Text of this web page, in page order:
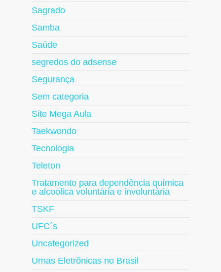
Sagrado
Samba
Saúde
segredos do adsense
Segurança
Sem categoria
Site Mega Aula
Taekwondo
Tecnologia
Teleton
Tratamento para dependência química
e alcoólica voluntária e involuntária
TSKF
UFC´s
Uncategorized
Urnas Eletrônicas no Brasil